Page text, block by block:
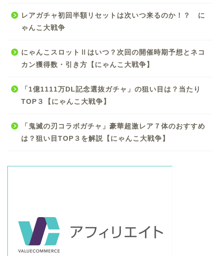
レアガチャ初回半額リセットは次いつ来るのか！？ に
ゃんこ大戦争
にゃんこスロットⅡはいつ？次回の開催時期予想とネコ
カン獲得数・引き方【にゃんこ大戦争】
「1億1111万DL記念選抜ガチャ」の狙い目は？当たり
TOP３【にゃんこ大戦争】
「鬼滅の刃コラボガチャ」豪華超激レア７体のおすすめ
は？狙い目TOP３を解説【にゃんこ大戦争】